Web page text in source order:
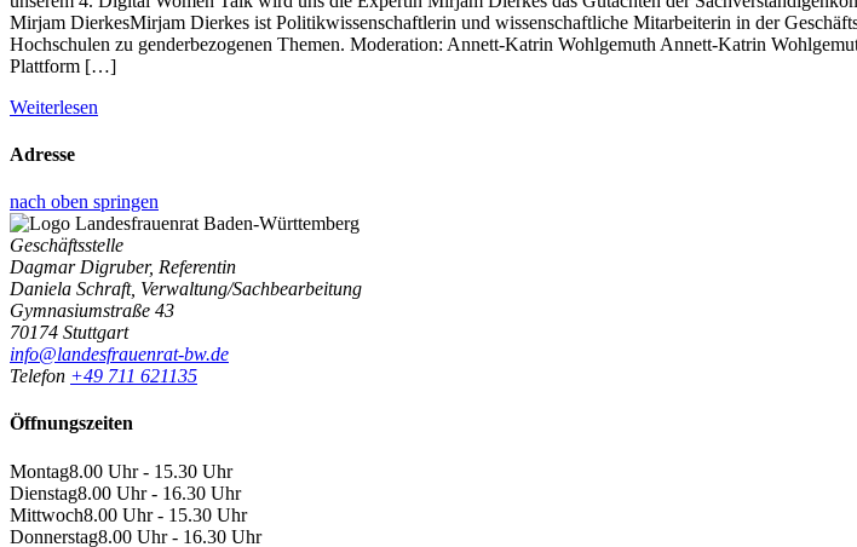
Mirjam DierkesMirjam Dierkes ist Politikwissenschaftlerin und wissenschaftliche Mitarbeiterin in der
Hochschulen zu genderbezogenen Themen. Moderation: Annett-Katrin Wohlgemuth Annett-Katrin
Plattform […]
Weiterlesen
Adresse
nach oben springen
Geschäftsstelle
Dagmar Digruber, Referentin
Daniela Schraft, Verwaltung/Sachbearbeitung
Gymnasiumstraße 43
70174 Stuttgart
info@landesfrauenrat-bw.de
Telefon +49 711 621135
Öffnungszeiten
Montag8.00 Uhr - 15.30 Uhr
Dienstag8.00 Uhr - 16.30 Uhr
Mittwoch8.00 Uhr - 15.30 Uhr
Donnerstag8.00 Uhr - 16.30 Uhr